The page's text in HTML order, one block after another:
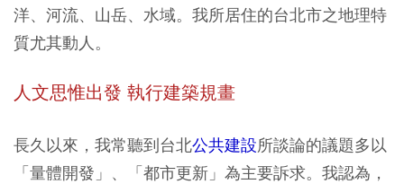
洋、河流、山岳、水域。我所居住的台北市之地理特
質尤其動人。
人文思惟出發 執行建築規畫
長久以來，我常聽到台北公共建設所談論的議題多以
「量體開發」、「都市更新」為主要訴求。我認為，